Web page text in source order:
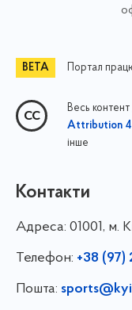
Портал
Весь
Attribution
інше
Контакти
Адреса: 01001, м.
Телефон: +38 (97)
Пошта: